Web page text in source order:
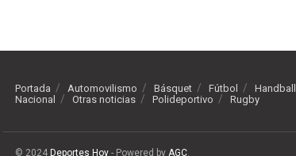
Portada Automovilismo Básquet Fútbol Handball
Nacional
Otras noticias Polideportivo Rugby
© 2024 Deportes Hoy - Powered by AGC